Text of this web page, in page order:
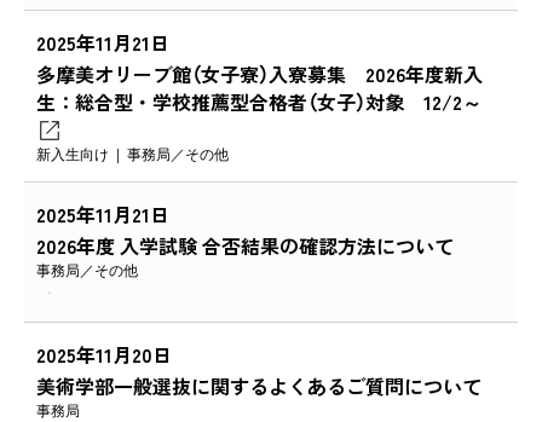
2025年11月21日
多摩美オリーブ館（女子寮）入寮募集 2026年度新入
生：総合型・学校推薦型合格者（女子）対象 12/2～
新入生向け 事務局 その他
2025年11月21日
2026年度 入学試験 合否結果の確認方法について
事務局 その他
2025年11月20日
美術学部一般選抜に関するよくあるご質問について
事務局